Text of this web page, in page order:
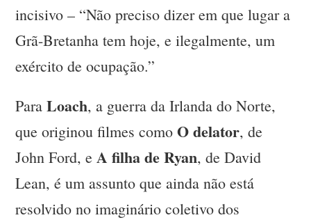
incisivo – “Não preciso dizer em que lugar a
Grã-Bretanha tem hoje, e ilegalmente, um
exército de ocupação.”
ParaLoach, a guerra da Irlanda do Norte,
que originou filmes comoO delator, de
John Ford, eA filha de Ryan, de David
Lean, é um assunto que ainda não está
resolvido no imaginário coletivo dos